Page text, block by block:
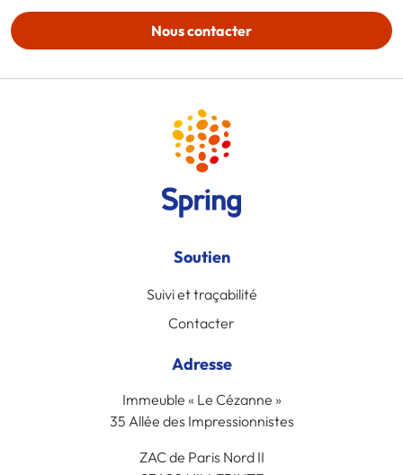
Nous contacter
Soutien
Suivi et traçabilité
Contacter
Adresse
Immeuble « Le Cézanne »
35 Allée des Impressionnistes
ZAC de Paris Nord II